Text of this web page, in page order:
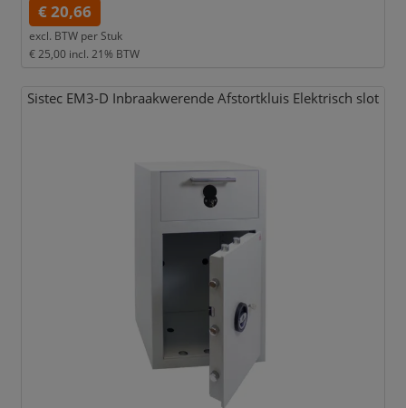
€ 20,66
excl. BTW per Stuk
€ 25,00 incl. 21% BTW
Sistec EM3-D Inbraakwerende Afstortkluis Elektrisch slot